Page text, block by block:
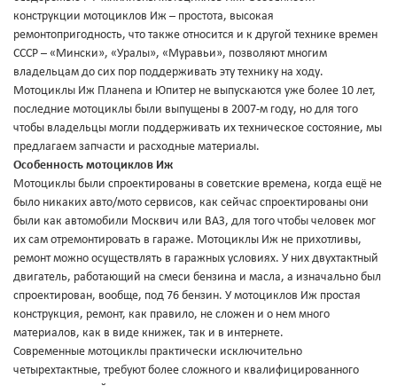
конструкции мотоциклов Иж – простота, высокая
ремонтопригодность, что также относится и к другой технике времен
СССР – «Мински», «Уралы», «Муравьи», позволяют многим
владельцам до сих пор поддерживать эту технику на ходу.
Мотоциклы Иж Планеnа и Юпитер не выпускаются уже более 10 лет,
последние мотоциклы были выпущены в 2007-м году, но для того
чтобы владельцы могли поддерживать их техническое состояние, мы
предлагаем запчасти и расходные материалы.
Особенность мотоциклов Иж
Мотоциклы были спроектированы в советские времена, когда ещё не
было никаких авто/мото сервисов, как сейчас спроектированы они
были как автомобили Москвич или ВАЗ, для того чтобы человек мог
их сам отремонтировать в гараже. Мотоциклы Иж не прихотливы,
ремонт можно осуществлять в гаражных условиях. У них двухтактный
двигатель, работающий на смеси бензина и масла, а изначально был
спроектирован, вообще, под 76 бензин. У мотоциклов Иж простая
конструкция, ремонт, как правило, не сложен и о нем много
материалов, как в виде книжек, так и в интернете.
Современные мотоциклы практически исключительно
четырехтактные, требуют более сложного и квалифицированного